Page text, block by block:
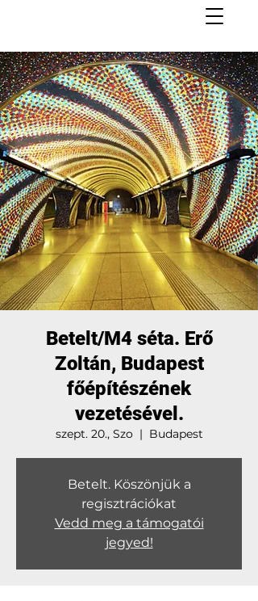
Betelt/M4 séta. Erő
Zoltán, Budapest
főépítészének
vezetésével.
szept. 20., Szo
  |
Budapest
Betelt. Köszönjük a
regisztrációkat
Vedd meg a támogatói
jegyed!